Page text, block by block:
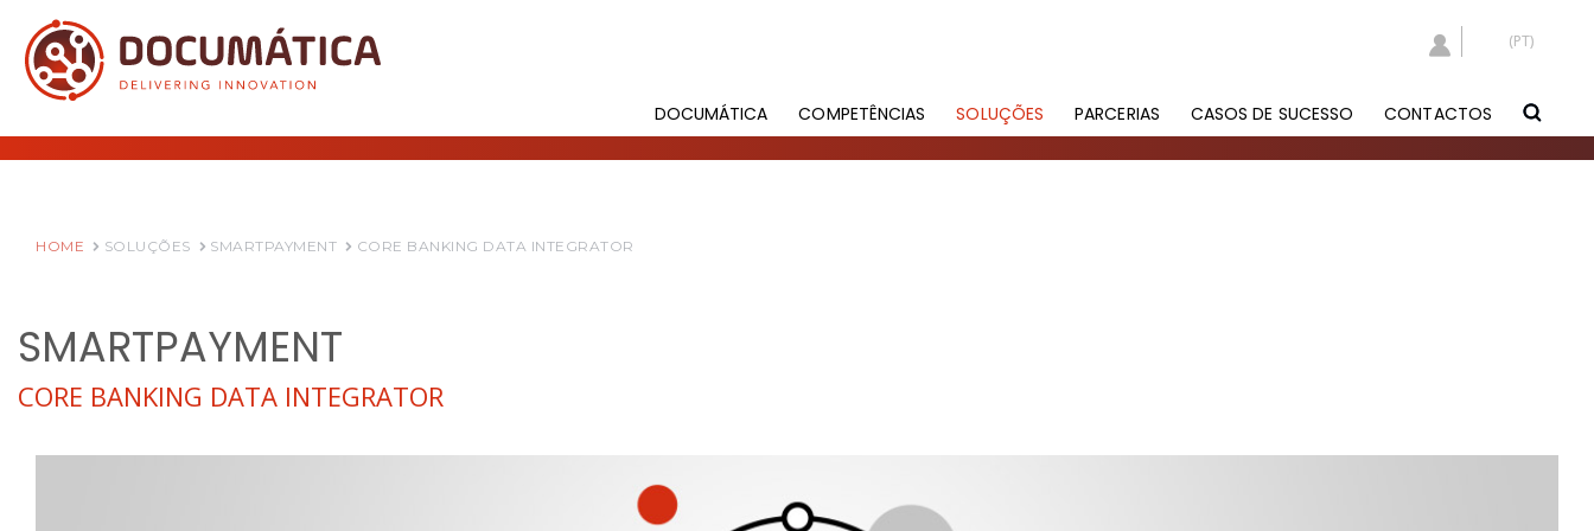
DOCUMÁTICA COMPETÊNCIAS SOLUÇÕES PARCERIAS CASOS DE SUCESSO CONTACTOS
HOME SOLUÇÕES SMARTPAYMENT CORE BANKING DATA INTEGRATOR
SMARTPAYMENT
CORE BANKING DATA INTEGRATOR